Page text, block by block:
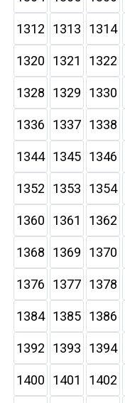
1312 1313 1314
1320 1321 1322
1328 1329 1330
1336 1337 1338
1344 1345 1346
1352 1353 1354
1360 1361 1362
1368 1369 1370
1376 1377 1378
1384 1385 1386
1392 1393 1394
1400 1401 1402